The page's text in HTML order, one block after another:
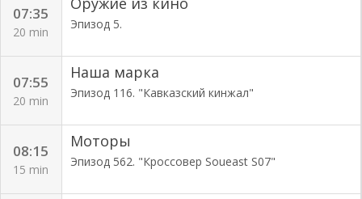
07:35
20 min
Эпизод 5.
07:55
20 min
Наша марка
Эпизод 116. "Кавказский кинжал"
08:15
15 min
Моторы
Эпизод 562. "Кроссовер Soueast S07"